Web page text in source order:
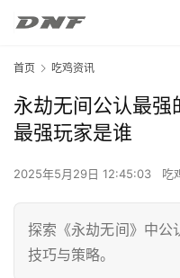
首页 吃鸡资讯
永劫无间公认最
最强玩家是谁
2025年5月29日 12:45:03 吃
探索《永劫无间》中公
技巧与策略。